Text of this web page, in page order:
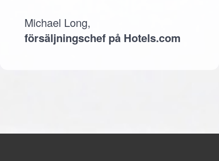
Michael Long,
försäljningschef på Hotels.com